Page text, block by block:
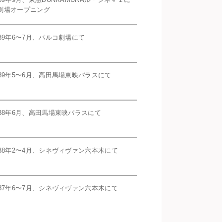
場オープニング
年6〜7月、パルコ劇場にて
年5〜6月、高田馬場東映パラスにて
年6月、高田馬場東映パラスにて
年2〜4月、シネヴィヴァン六本木にて
年6〜7月、シネヴィヴァン六本木にて